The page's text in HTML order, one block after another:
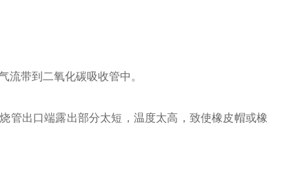
流带到二氧化碳吸收管中。
管出口端露出部分太短，温度太高，致使橡皮帽或橡